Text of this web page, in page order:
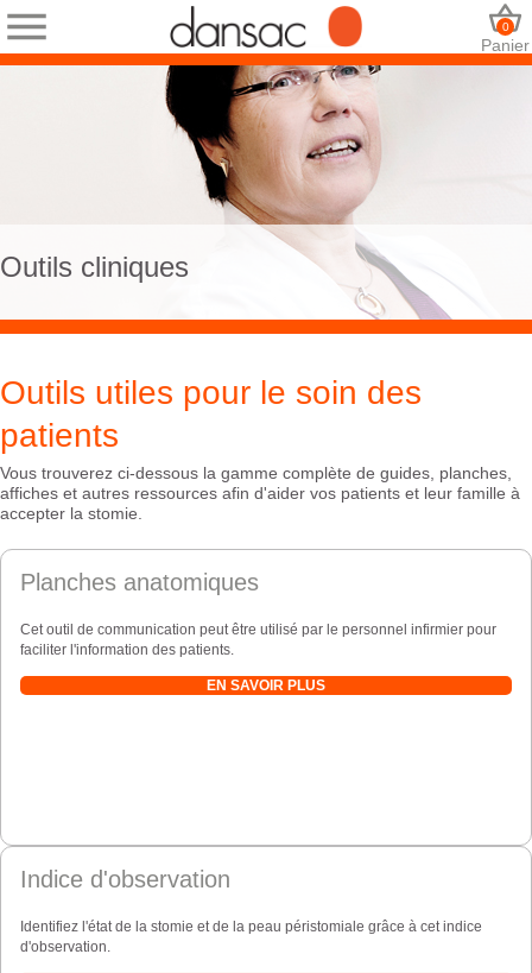
Panier
0
Outils cliniques
Outils utiles pour le soin des
patients
Vous trouverez ci-dessous la gamme complète de guides, planches,
affiches et autres ressources afin d'aider vos patients et leur famille à
accepter la stomie.
Planches anatomiques
Cet outil de communication peut être utilisé par le personnel infirmier pour
faciliter l'information des patients.
EN SAVOIR PLUS
Indice d'observation
Identifiez l'état de la stomie et de la peau péristomiale grâce à cet indice
d'observation.